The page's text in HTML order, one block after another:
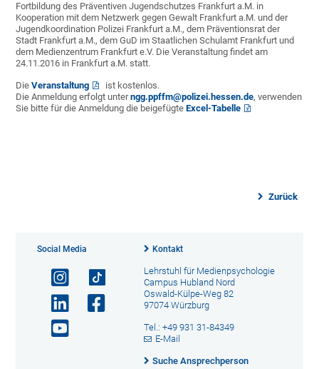
Fortbildung des Präventiven Jugendschutzes Frankfurt a.M. in
Kooperation mit dem Netzwerk gegen Gewalt Frankfurt a.M. und der
Jugendkoordination Polizei Frankfurt a.M., dem Präventionsrat der
Stadt Frankfurt a.M., dem GuD im Staatlichen Schulamt Frankfurt und
dem Medienzentrum Frankfurt e.V. Die Veranstaltung findet am
24.11.2016 in Frankfurt a.M. statt.
DieVeranstaltung
ist kostenlos.
Die Anmeldung erfolgt unterngg.ppffm@polizei.hessen.de, verwenden
Sie bitte für die Anmeldung die beigefügteExcel-Tabelle
Zurück
Social Media Kontakt
Lehrstuhl für Medienpsychologie
Campus Hubland Nord
Oswald-Külpe-Weg 82
97074 Würzburg
Tel.: +49 931 31-84349
E-Mail
Suche Ansprechperson